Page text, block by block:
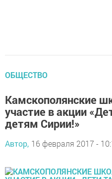
ОБЩЕСТВО
Камскополянские
участие в акции
детям Сирии!»
Автор, 16 февраля 2017 -